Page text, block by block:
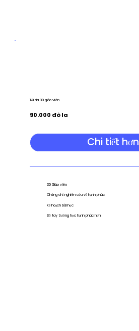
Tối đa 30 giáo viên
90.000 đô la
Chi tiết hơn
30 Giáo viên
Chứng chỉ nghiên cứu về hạnh phúc
Kế hoạch bài học
Sổ tay trường học hạnh phúc hơn